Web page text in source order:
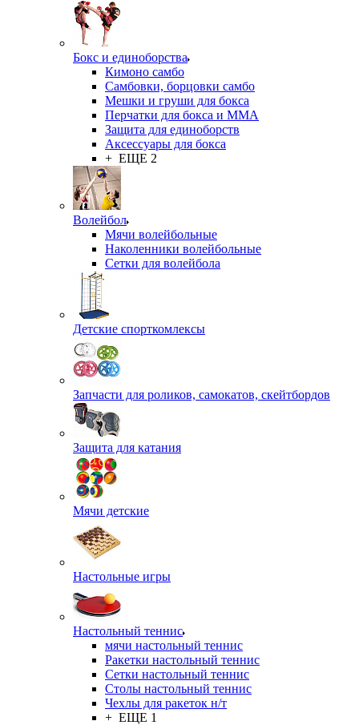
Бокс и единоборства
Кимоно самбо
Самбовки, борцовки самбо
Мешки и груши для бокса
Перчатки для бокса и ММА
Защита для единоборств
Аксессуары для бокса
+ ЕЩЕ 2
Волейбол
Мячи волейбольные
Наколенники волейбольные
Сетки для волейбола
Детские спорткомлексы
Запчасти для роликов, самокатов, скейтбордов
Защита для катания
Мячи детские
Настольные игры
Настольный теннис
мячи настольный теннис
Ракетки настольный теннис
Сетки настольный теннис
Столы настольный теннис
Чехлы для ракеток н/т
+ ЕЩЕ 1